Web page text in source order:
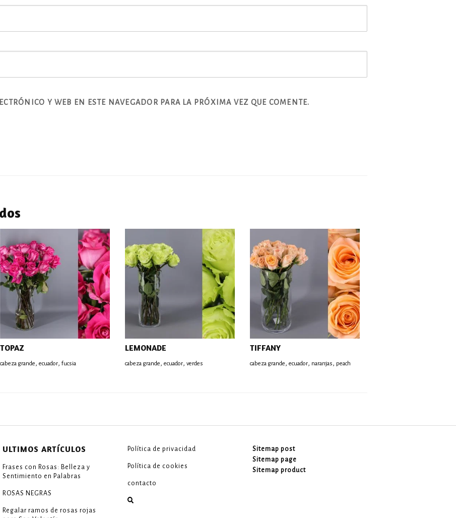
Y WEB EN ESTE NAVEGADOR PARA LA PRÓXIMA VEZ QUE COMENTE.
TOPAZ
cabeza grande, ecuador, fucsia
LEMONADE
cabeza grande, ecuador, verdes
TIFFANY
cabeza grande, ecuador, naranjas, peach
ULTIMOS ARTÍCULOS
Frases con Rosas: Belleza y
Sentimiento en Palabras
ROSAS NEGRAS
Regalar ramos de rosas rojas
Política de privacidad
Política de cookies
contacto
Sitemap post
Sitemap page
Sitemap product